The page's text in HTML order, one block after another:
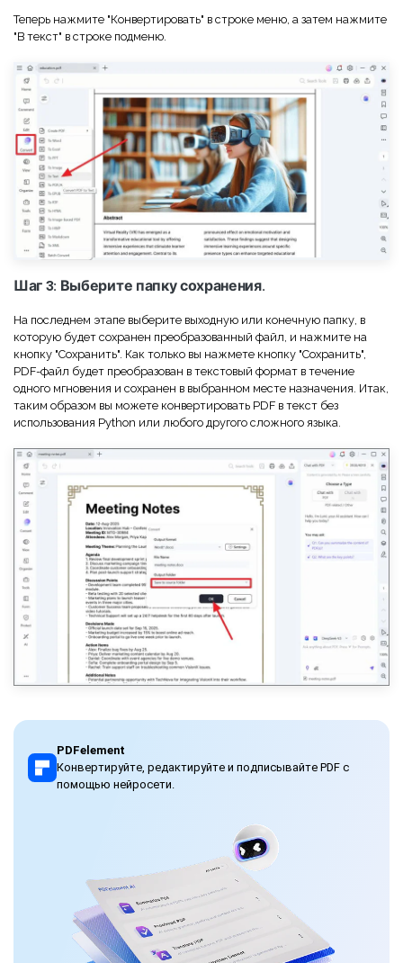
Теперь нажмите "Конвертировать" в строке меню, а затем нажмите
"В текст" в строке подменю.
Шаг 3: Выберите папку сохранения.
На последнем этапе выберите выходную или конечную папку, в
которую будет сохранен преобразованный файл, и нажмите на
кнопку "Сохранить". Как только вы нажмете кнопку "Сохранить",
PDF-файл будет преобразован в текстовый формат в течение
одного мгновения и сохранен в выбранном месте назначения. Итак,
таким образом вы можете конвертировать PDF в текст без
использования Python или любого другого сложного языка.
PDFelement
Конвертируйте, редактируйте и подписывайте PDF с
помощью нейросети.